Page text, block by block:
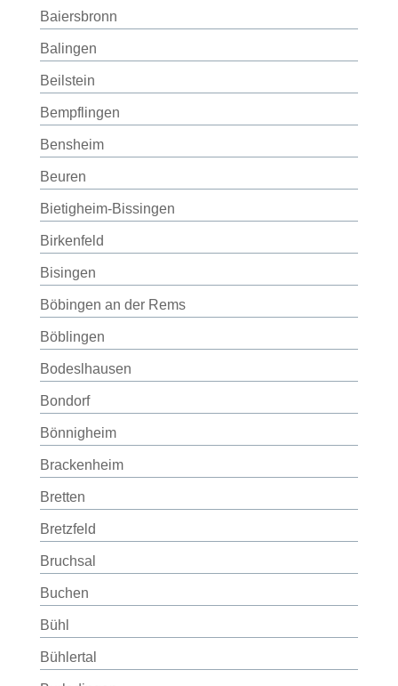
Baiersbronn
Balingen
Beilstein
Bempflingen
Bensheim
Beuren
Bietigheim-Bissingen
Birkenfeld
Bisingen
Böbingen an der Rems
Böblingen
Bodeslhausen
Bondorf
Bönnigheim
Brackenheim
Bretten
Bretzfeld
Bruchsal
Buchen
Bühl
Bühlertal